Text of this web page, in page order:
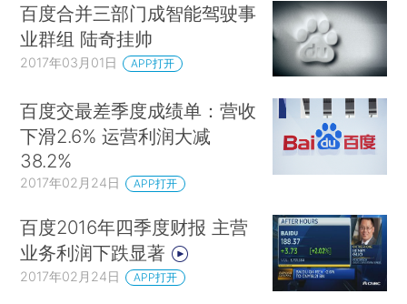
百度合并三部门成智能驾驶事
业群组 陆奇挂帅
2017年03月01日 APP打开
百度交最差季度成绩单：营收
下滑2.6% 运营利润大减
38.2%
2017年02月24日 APP打开
百度2016年四季度财报 主营
业务利润下跌显著
2017年02月24日 APP打开